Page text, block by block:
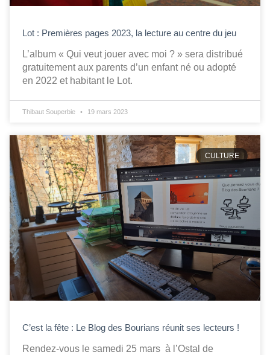
Lot : Premières pages 2023, la lecture au centre du jeu
L’album « Qui veut jouer avec moi ? » sera distribué
gratuitement aux parents d’un enfant né ou adopté
en 2022 et habitant le Lot.
Thibaut Souperbie 19 mars 2023
CULTURE
C’est la fête : Le Blog des Bourians réunit ses lecteurs !
Rendez-vous le samedi 25 mars à l’Ostal de